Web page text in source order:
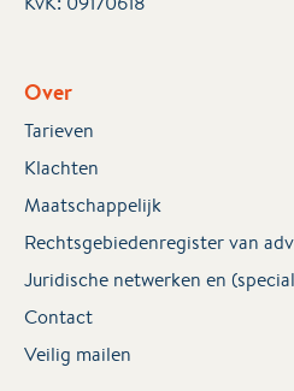
Over
Tarieven
Klachten
Maatschappelijk
Rechtsgebiedenregister van
Juridische netwerken en
Contact
Veilig mailen